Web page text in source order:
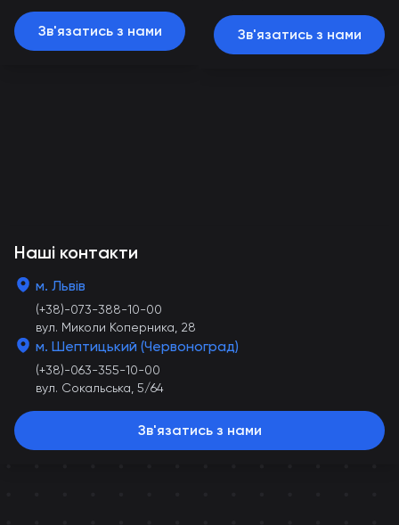
Зв'язатись з нами Зв'язатись з нами
Наші контакти
м. Львів
(+38)-073-388-10-00
вул. Миколи Коперника, 28
м. Шептицький (Червоноград)
(+38)-063-355-10-00
вул. Сокальська, 5/64
Зв'язатись з нами